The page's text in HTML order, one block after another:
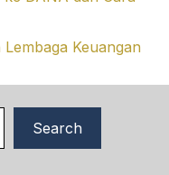
Keuangan
Search